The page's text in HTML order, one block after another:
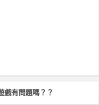
戲有問題嗎？？